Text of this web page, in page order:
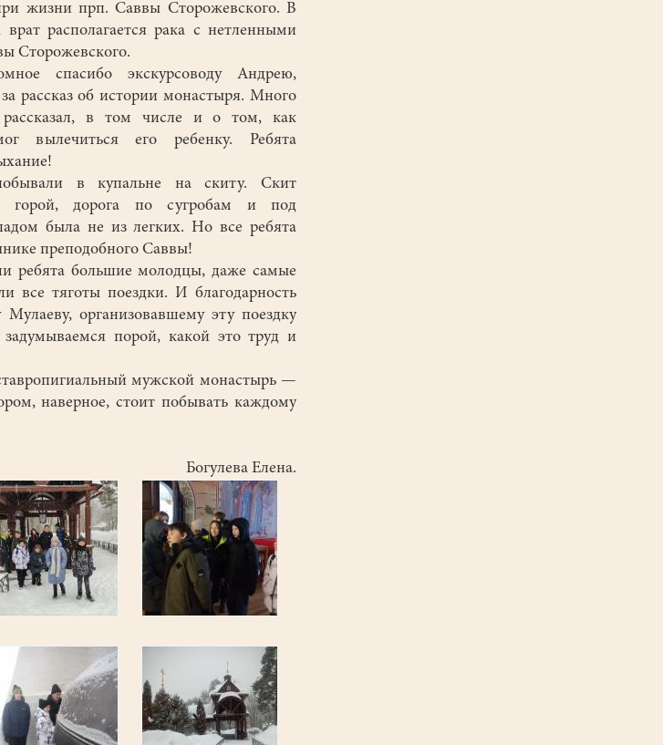
жизни прп. Саввы Сторожевского. В
располагается рака с нетленными
Сторожевского.
спасибо экскурсоводу Андрею,
рассказ об истории монастыря. Много
рассказал, в том числе и о том, как
вылечиться его ребенку. Ребята
в купальне на скиту. Скит
горой, дорога по сугробам и под
была не из легких. Но все ребята
преподобного Саввы!
ребята большие молодцы, даже самые
все тяготы поездки. И благодарность
организовавшему эту поездку
порой, какой это труд и
мужской монастырь —
наверное, стоит побывать каждому
Богулева Елена.